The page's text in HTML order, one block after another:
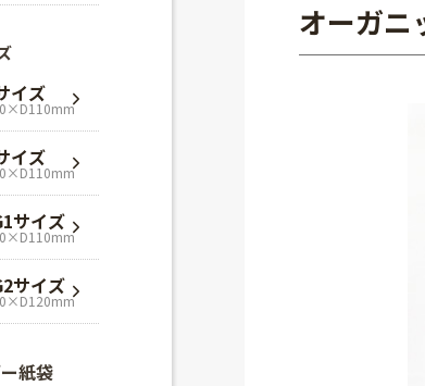
オーガニ
エア
エア
イズ
イズ
サイズ
サイズ
紙袋